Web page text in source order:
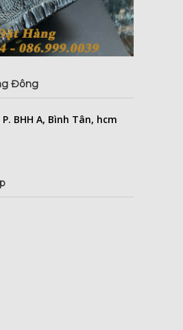
Đông
BHH A, Bình Tân, hcm